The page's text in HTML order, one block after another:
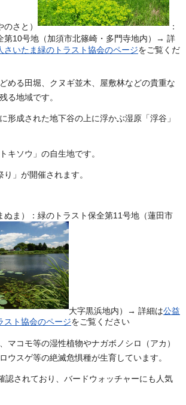
さと）
：
第10号地（加須市北篠崎・多門寺地内）→ 詳
さいたま緑のトラスト協会のページをご覧くだ
める田堀、クヌギ並木、屋敷林などの貴重な
る地域です。
形成された地下谷の上に浮かぶ湿原「浮谷」
キソウ」の自生地です。
」が開催されます。
ぬま）：緑のトラスト保全第11号地（蓮田市
大字黒浜地内）→ 詳細は公益
スト協会のページをご覧ください
マコモ等の湿性植物やナガボノシロ（アカ）
ウスゲ等の絶滅危惧種が生育しています。
認されており、バードウォッチャーにも人気